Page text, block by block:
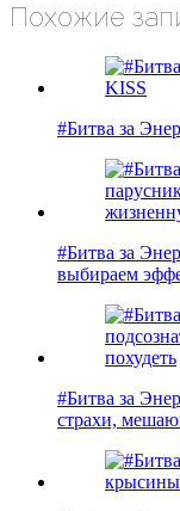
Похожие
#Битва за
#Битва за
выбираем
#Битва за
страхи,